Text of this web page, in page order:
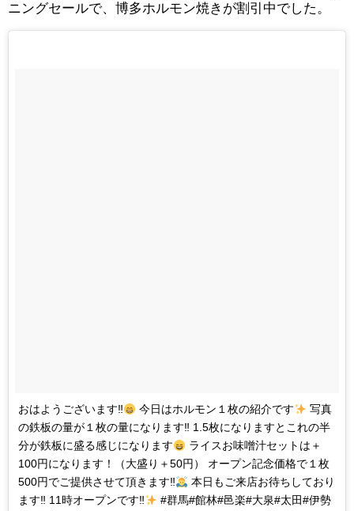
ニングセールで、博多ホルモン焼きが割引中でした。
おはようございます‼︎ 今日はホルモン１枚の紹介です
写真
の鉄板の量が１枚の量になります‼︎ 1.5枚になりますとこれの半
分が鉄板に盛る感じになります
ライスお味噌汁セットは＋
100円になります！（大盛り＋50円） オープン記念価格で１枚
500円でご提供させて頂きます‼︎
本日もご来店お待ちしており
ます‼︎ 11時オープンです‼︎
#群馬#館林#邑楽#大泉#太田#伊勢